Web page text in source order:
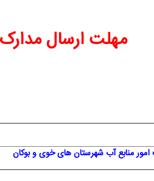
مهلت ارسال
منابع آب شهرستان های خوی و بوکان